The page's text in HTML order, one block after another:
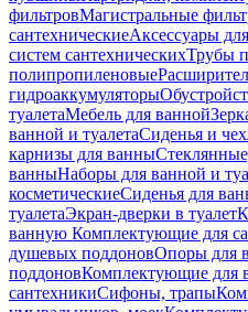
фильтровМагистральные
сантехническиеАксессуары
систем сантехническихТрубы
полипропиленовые
гидроаккумуляторы
туалетаМебель для ванной
ванной и туалетаСиденья и
карнизы для ванны
ванныНаборы для ванной и
косметическиеСиденья для
туалетаЭкран-дверки в туалет
ванную Комплектующие для
душевых поддоновОпоры для
поддоновКомплектующие для
сантехникиСифоны, трапы